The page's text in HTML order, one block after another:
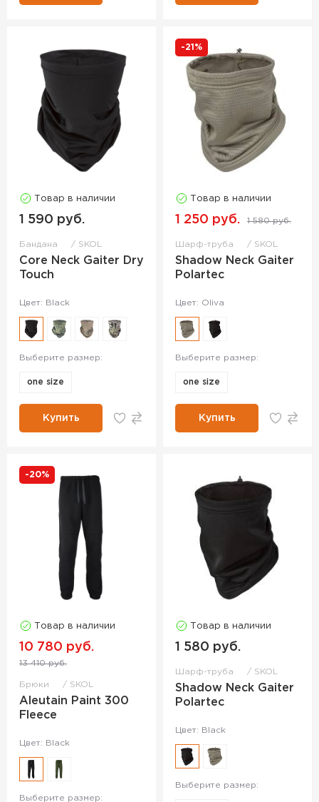
Товар в наличии
1 590 руб.
Бандана SKOL
Core Neck Gaiter Dry
Touch
Цвет: Black
Выберите размер:
one size
Купить
-21%
Товар в наличии
1 250 руб. 1 580 руб.
Шарф-труба SKOL
Shadow Neck Gaiter
Polartec
Цвет: Oliva
Выберите размер:
one size
Купить
-20%
Товар в наличии
10 780 руб.
13 410 руб.
Брюки SKOL
Aleutain Paint 300
Fleece
Цвет: Black
Выберите размер:
Товар в наличии
1 580 руб.
Шарф-труба SKOL
Shadow Neck Gaiter
Polartec
Цвет: Black
Выберите размер: